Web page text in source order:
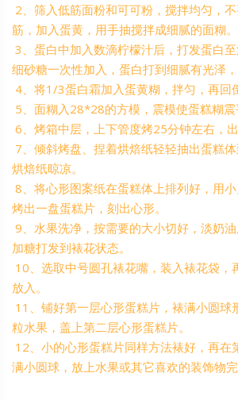
2、筛入低筋面粉和可可粉，搅拌均匀，
筋，加入蛋黄，用手抽搅拌成细腻的面糊。
3、蛋白中加入数滴柠檬汁后，打发蛋白
细砂糖一次性加入，蛋白打到细腻有光泽，
4、将1/3蛋白霜加入蛋黄糊，拌匀，再回
5、面糊入28*28的方模，震模使蛋糕糊震
6、烤箱中层，上下管度烤25分钟左右，出
7、倾斜烤盘、捏着烘焙纸轻轻抽出蛋糕
烘焙纸晾凉。
8、将心形图案纸在蛋糕体上排列好，用
烤出一盘蛋糕片，刻出心形。
9、水果洗净，按需要的大小切好，淡奶
加糖打发到裱花状态。
10、选取中号圆孔裱花嘴，装入裱花袋，
放入。
11、铺好第一层心形蛋糕片，裱满小圆球
粒水果，盖上第二层心形蛋糕片。
12、小的心形蛋糕片同样方法裱好，再在
满小圆球，放上水果或其它喜欢的装饰物完